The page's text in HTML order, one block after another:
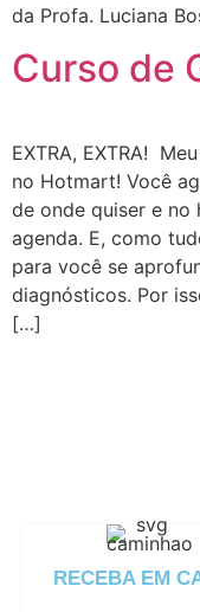
da Profa. Luciana
Curso de
EXTRA, EXTRA!
no Hotmart! Você
de onde quiser e no
agenda. E, como
para você se
diagnósticos. Por
[…]
RECEBA EM